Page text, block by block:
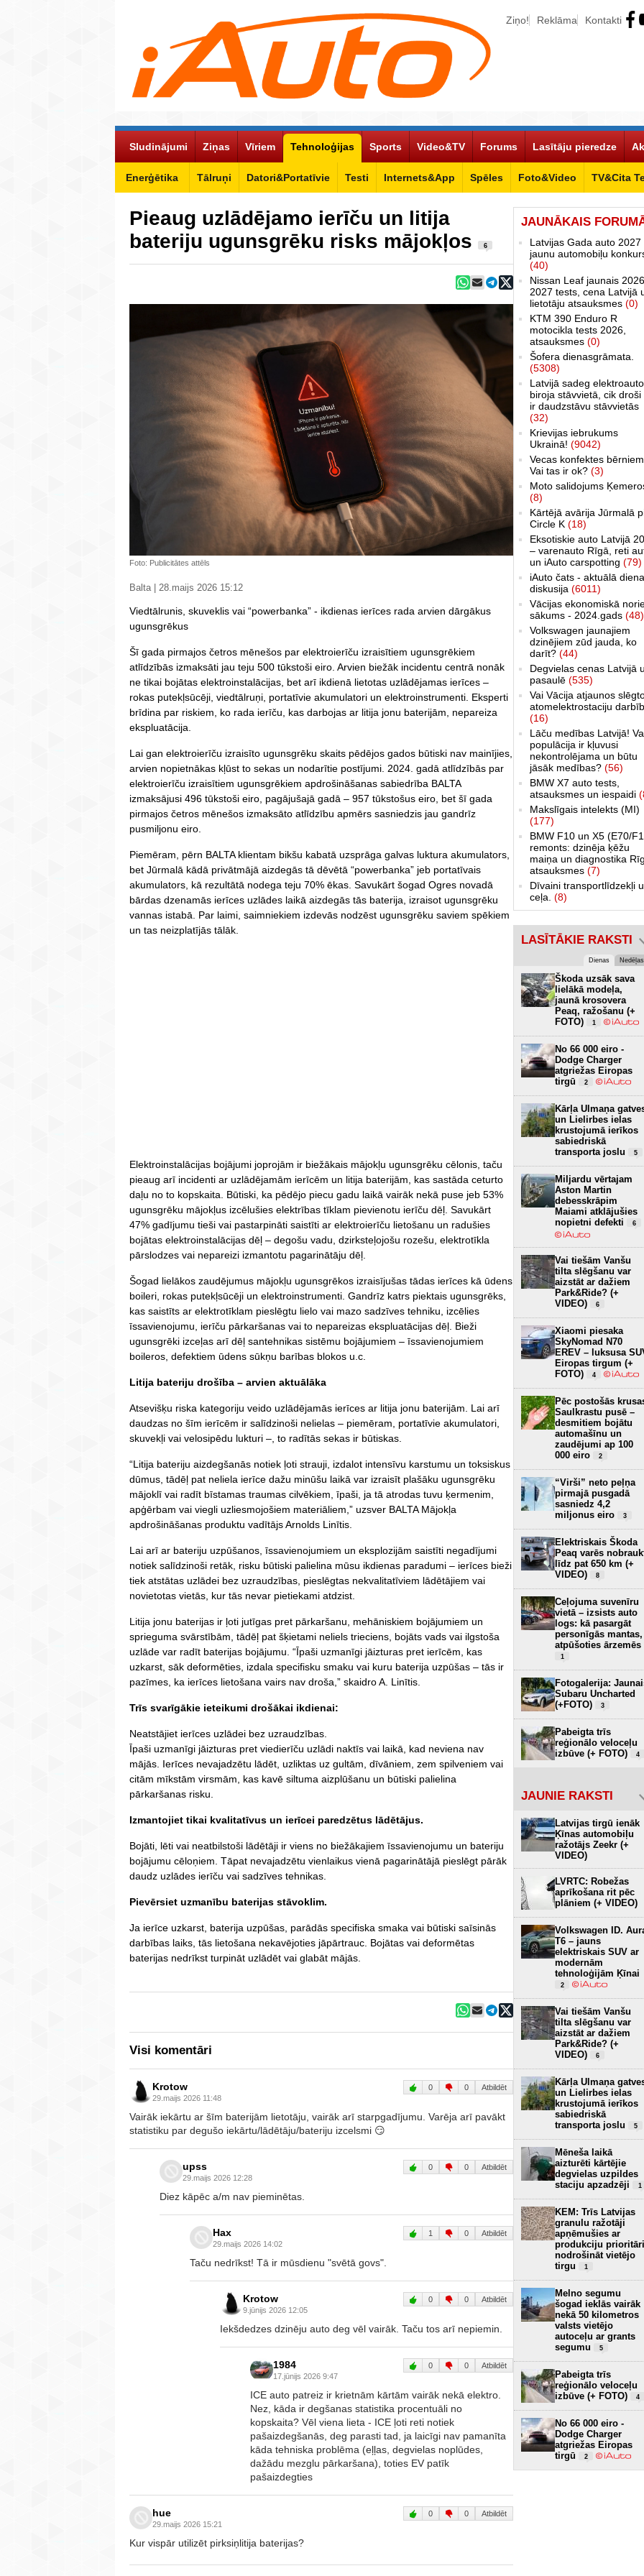
Ziņo! Reklāma Kontakti
Sludinājumi Ziņas Vīriem Tehnoloģijas
Enerģētika Tālruņi Datori&Portatīvie Testi Internets&App Spēles Foto&Video TV&Cita
Sports Video&TV Forums Lasītāju pieredze
Pieaug uzlādējamo ierīču un litija
bateriju ugunsgrēku risks mājokļos
6
Foto: Publicitātes attēls
Balta | 28.maijs 2026 15:12
Viedtālrunis, skuveklis vai “powerbanka” - ikdienas ierīces rada arvien dārgākus
ugunsgrēkus
Šī gada pirmajos četros mēnešos par elektroierīču izraisītiem ugunsgrēkiem
atlīdzībās izmaksāti jau teju 500 tūkstoši eiro. Arvien biežāk incidentu centrā nonāk
ne tikai bojātas elektroinstalācijas, bet arī ikdienā lietotas uzlādējamas ierīces –
rokas putekļsūcēji, viedtālruņi, portatīvie akumulatori un elektroinstrumenti. Eksperti
brīdina par riskiem, ko rada ierīču, kas darbojas ar litija jonu baterijām, nepareiza
ekspluatācija.
Lai gan elektroierīču izraisīto ugunsgrēku skaits pēdējos gados būtiski nav mainījies,
arvien nopietnākas kļūst to sekas un nodarītie postījumi. 2024. gadā atlīdzībās par
elektroierīču izraisītiem ugunsgrēkiem apdrošināšanas sabiedrība BALTA
izmaksājusi 496 tūkstoši eiro, pagājušajā gadā – 957 tūkstošus eiro, bet šī gada
pirmajos četros mēnešos izmaksāto atlīdzību apmērs sasniedzis jau gandrīz
pusmiljonu eiro.
Piemēram, pērn BALTA klientam bikšu kabatā uzsprāga galvas luktura akumulators,
bet Jūrmalā kādā privātmājā aizdegās tā dēvētā “powerbanka” jeb portatīvais
akumulators, kā rezultātā nodega teju 70% ēkas. Savukārt šogad Ogres novadā
bārdas dzenamās ierīces uzlādes laikā aizdegās tās baterija, izraisot ugunsgrēku
vannas istabā. Par laimi, saimniekiem izdevās nodzēst ugunsgrēku saviem spēkiem
un tas neizplatījās tālāk.
Elektroinstalācijas bojājumi joprojām ir biežākais mājokļu ugunsgrēku cēlonis, taču
pieaug arī incidenti ar uzlādējamām ierīcēm un litija baterijām, kas sastāda ceturto
daļu no to kopskaita. Būtiski, ka pēdējo piecu gadu laikā vairāk nekā puse jeb 53%
ugunsgrēku mājokļus izcēlušies elektrības tīklam pievienotu ierīču dēļ. Savukārt
47% gadījumu tieši vai pastarpināti saistīti ar elektroierīču lietošanu un radušies
bojātas elektroinstalācijas dēļ – degošu vadu, dzirksteļojošu rozešu, elektrotīkla
pārslodzes vai nepareizi izmantotu pagarinātāju dēļ.
Šogad lielākos zaudējumus mājokļu ugunsgrēkos izraisījušas tādas ierīces kā ūdens
boileri, rokas putekļsūcēji un elektroinstrumenti. Gandrīz katrs piektais ugunsgrēks,
kas saistīts ar elektrotīklam pieslēgtu lielo vai mazo sadzīves tehniku, izcēlies
īssavienojumu, ierīču pārkaršanas vai to nepareizas ekspluatācijas dēļ. Bieži
ugunsgrēki izceļas arī dēļ santehnikas sistēmu bojājumiem – īssavienojumiem
boileros, defektiem ūdens sūkņu barības blokos u.c.
Litija bateriju drošība – arvien aktuālāka
Atsevišķu riska kategoriju veido uzlādējamās ierīces ar litija jonu baterijām. Lai arī
daudzas no šīm ierīcēm ir salīdzinoši nelielas – piemēram, portatīvie akumulatori,
skuvekļi vai velosipēdu lukturi –, to radītās sekas ir būtiskas.
“Litija bateriju aizdegšanās notiek ļoti strauji, izdalot intensīvu karstumu un toksiskus
dūmus, tādēļ pat neliela ierīce dažu minūšu laikā var izraisīt plašāku ugunsgrēku
mājoklī vai radīt bīstamas traumas cilvēkiem, īpaši, ja tā atrodas tuvu ķermenim,
apģērbam vai viegli uzliesmojošiem materiāliem,” uzsver BALTA Mājokļa
apdrošināšanas produktu vadītājs Arnolds Linītis.
Lai arī ar bateriju uzpūšanos, īssavienojumiem un eksplozijām saistīti negadījumi
notiek salīdzinoši retāk, risku būtiski palielina mūsu ikdienas paradumi – ierīces bieži
tiek atstātas uzlādei bez uzraudzības, pieslēgtas nekvalitatīviem lādētājiem vai
novietotas vietās, kur tās nevar pietiekami atdzist.
Litija jonu baterijas ir ļoti jutīgas pret pārkaršanu, mehāniskiem bojājumiem un
sprieguma svārstībām, tādēļ pat šķietami neliels trieciens, bojāts vads vai ilgstoša
uzlāde var radīt baterijas bojājumu. “Īpaši uzmanīgi jāizturas pret ierīcēm, kas
uzkarst, sāk deformēties, izdala specifisku smaku vai kuru baterija uzpūšas – tās ir
pazīmes, ka ierīces lietošana vairs nav droša,” skaidro A. Linītis.
Trīs svarīgākie ieteikumi drošākai ikdienai:
Neatstājiet ierīces uzlādei bez uzraudzības.
Īpaši uzmanīgi jāizturas pret viedierīču uzlādi naktīs vai laikā, kad neviena nav
mājās. Ierīces nevajadzētu lādēt, uzliktas uz gultām, dīvāniem, zem spilveniem vai
citām mīkstām virsmām, kas kavē siltuma aizplūšanu un būtiski palielina
pārkaršanas risku.
Izmantojiet tikai kvalitatīvus un ierīcei paredzētus lādētājus.
Bojāti, lēti vai neatbilstoši lādētāji ir viens no biežākajiem īssavienojumu un bateriju
bojājumu cēloņiem. Tāpat nevajadzētu vienlaikus vienā pagarinātājā pieslēgt pārāk
daudz uzlādes ierīču vai sadzīves tehnikas.
Pievērsiet uzmanību baterijas stāvoklim.
Ja ierīce uzkarst, baterija uzpūšas, parādās specifiska smaka vai būtiski saīsinās
darbības laiks, tās lietošana nekavējoties jāpārtrauc. Bojātas vai deformētas
baterijas nedrīkst turpināt uzlādēt vai glabāt mājās.
Visi komentāri
Krotow
29.maijs 2026 11:48
0 0 Atbildēt
Vairāk iekārtu ar šīm baterijām lietotāju, vairāk arī starpgadījumu. Varēja arī pavākt
statistiku par degušo iekārtu/lādētāju/bateriju izcelsmi 😏
upss
29.maijs 2026 12:28
0 0 Atbildēt
Diez kāpēc a/m nav pieminētas.
Hax
29.maijs 2026 14:02
1 0 Atbildēt
Taču nedrīkst! Tā ir mūsdienu "svētā govs".
Krotow
9.jūnijs 2026 12:05
0 0 Atbildēt
Iekšdedzes dzinēju auto deg vēl vairāk. Taču tos arī nepiemin.
1984
17.jūnijs 2026 9:47
0 0 Atbildēt
ICE auto patreiz ir krietnām kārtām vairāk nekā elektro.
Nez, kāda ir degšanas statistika procentuāli no
kopskaita? Vēl viena lieta - ICE ļoti reti notiek
pašaizdegšanās, deg parasti tad, ja laicīgi nav pamanīta
kāda tehniska problēma (eļļas, degvielas noplūdes,
dažādu mezglu pārkaršana), toties EV patīk
pašaizdegties
hue
29.maijs 2026 15:21
0 0 Atbildēt
Kur vispār utilizēt pirksiņlitija baterijas?
JAUNĀKAIS
Latvijas Gada auto 2027
jaunu automobiļu
(40)
Nissan Leaf jaunais
2027 tests, cena Latvijā
lietotāju atsauksmes (0)
KTM 390 Enduro R
motocikla tests 2026,
atsauksmes (0)
Šofera dienasgrāmata.
(5308)
Latvijā sadeg elektroauto
biroja stāvvietā, cik droši
ir daudzstāvu stāvvietās
(32)
Krievijas iebrukums
Ukrainā! (9042)
Vecas konfektes
Vai tas ir ok? (3)
Moto salidojums
(8)
Kārtējā avārija Jūrmalā
Circle K (18)
Eksotiskie auto Latvijā
– varenauto Rīgā, reti
un iAuto carspotting (79)
iAuto čats - aktuālā
diskusija (6011)
Vācijas ekonomiskā
sākums - 2024.gads (48)
Volkswagen jaunajiem
dzinējiem zūd jauda, ko
darīt? (44)
Degvielas cenas Latvijā
pasaulē (535)
Vai Vācija atjaunos
atomelektrostaciju
(16)
Lāču medības Latvijā!
populācija ir kļuvusi
nekontrolējama un būtu
jāsāk medības? (56)
BMW X7 auto tests,
atsauksmes un iespaidi
Makslīgais intelekts (MI)
(177)
BMW F10 un X5 (E70/
remonts: dzinēja ķēžu
maiņa un diagnostika
atsauksmes (7)
Dīvaini transportlīdzekļi
ceļa. (8)
LASĪTĀKIE RAKSTI
Dienas Nedēļas
Škoda uzsāk sava
lielākā modeļa,
jaunā krosovera
Peaq, ražošanu (+
FOTO)
1
No 66 000 eiro -
Dodge Charger
atgriežas Eiropas
tirgū
2
Kārļa Ulmaņa
un Lielirbes ielas
krustojumā ierīkos
sabiedriskā
transporta joslu
5
Miljardu vērtajam
Aston Martin
debesskrāpim
Maiami atklājušies
nopietni defekti
6
Vai tiešām Vanšu
tilta slēgšanu var
aizstāt ar dažiem
Park&Ride? (+
VIDEO)
6
Xiaomi piesaka
SkyNomad N70
EREV – luksusa
Eiropas tirgum (+
FOTO)
4
Pēc postošās
Saulkrastu pusē –
desmitiem bojātu
automašīnu un
zaudējumi ap 100
000 eiro
2
“Virši” neto peļņa
pirmajā pusgadā
sasniedz 4,2
miljonus eiro
3
Elektriskais Škoda
Peaq varēs
līdz pat 650 km (+
VIDEO)
8
Ceļojuma suvenīru
vietā – izsists auto
logs: kā pasargāt
personīgās mantas,
atpūšoties ārzemēs
1
Fotogalerija:
Subaru Uncharted
(+FOTO)
3
Pabeigta trīs
reģionālo veloceļu
izbūve (+ FOTO)
4
JAUNIE RAKSTI
Latvijas tirgū ienāk
Ķīnas automobiļu
ražotājs Zeekr (+
VIDEO)
LVRTC: Robežas
aprīkošana rit pēc
plāniem (+ VIDEO)
Volkswagen ID.
T6 – jauns
elektriskais SUV ar
modernām
tehnoloģijām Ķīnai
2
Vai tiešām Vanšu
tilta slēgšanu var
aizstāt ar dažiem
Park&Ride? (+
VIDEO)
6
Kārļa Ulmaņa
un Lielirbes ielas
krustojumā ierīkos
sabiedriskā
transporta joslu
5
Mēneša laikā
aizturēti kārtējie
degvielas uzpildes
staciju apzadzēji
1
KEM: Trīs Latvijas
granulu ražotāji
apņēmušies ar
produkciju prioritāri
nodrošināt vietējo
tirgu
1
Melno segumu
šogad ieklās vairāk
nekā 50 kilometros
valsts vietējo
autoceļu ar grants
segumu
5
Pabeigta trīs
reģionālo veloceļu
izbūve (+ FOTO)
4
No 66 000 eiro -
Dodge Charger
atgriežas Eiropas
tirgū
2